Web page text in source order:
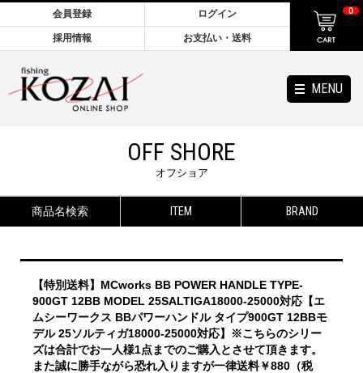
MENU
会員登録 ログイン
採用情報 お支払い・送料
0
OFF SHORE
オフショア
商品名検索 ITEM BRAND
【特別送料】MCworks BB POWER HANDLE TYPE-
900GT 12BB MODEL 25SALTIGA18000-25000対応【エ
ムシーワークス BBパワーハンドル タイプ900GT 12BBモ
デル 25ソルティガ18000-25000対応】※こちらのシリー
ズは合計でお一人様1点までのご購入とさせて頂きます。
また誠に勝手ながら恐れ入りますが一律送料￥880（税